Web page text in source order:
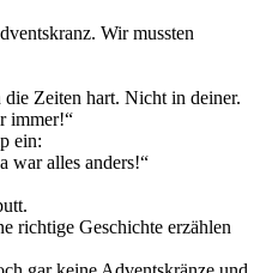
Wir mussten
Zeiten hart. Nicht in deiner.
immer!“
ein:
war alles anders!“
richtige Geschichte erzählen